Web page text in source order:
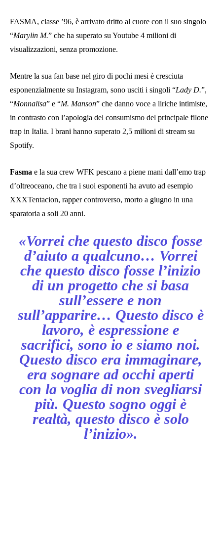
FASMA, classe ’96, è arrivato dritto al cuore con il suo singolo
“Marylin M.” che ha superato su Youtube 4 milioni di
visualizzazioni, senza promozione.
Mentre la sua fan base nel giro di pochi mesi è cresciuta
esponenzialmente su Instagram, sono usciti i singoli “Lady D.”,
“Monnalisa” e “M. Manson” che danno voce a liriche intimiste,
in contrasto con l’apologia del consumismo del principale filone
trap in Italia. I brani hanno superato 2,5 milioni di stream su
Spotify.
Fasma e la sua crew WFK pescano a piene mani dall’emo trap
d’oltreoceano, che tra i suoi esponenti ha avuto ad esempio
XXXTentacion, rapper controverso, morto a giugno in una
sparatoria a soli 20 anni.
«Vorrei che questo disco fosse
d’aiuto a qualcuno… Vorrei
che questo disco fosse l’inizio
di un progetto che si basa
sull’essere e non
sull’apparire… Questo disco è
lavoro, è espressione e
sacrifici, sono io e siamo noi.
Questo disco era immaginare,
era sognare ad occhi aperti
con la voglia di non svegliarsi
più. Questo sogno oggi è
realtà, questo disco è solo
l’inizio».